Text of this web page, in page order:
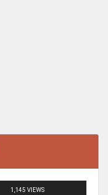
1,145 VIEWS